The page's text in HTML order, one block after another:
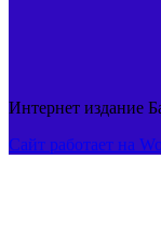
Интернет издание
Сайт работает на